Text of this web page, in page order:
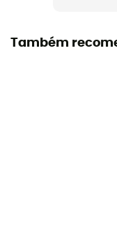
Também